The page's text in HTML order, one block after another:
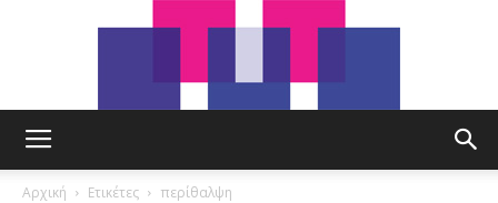
Αρχική Ετικέτες περίθαλψη